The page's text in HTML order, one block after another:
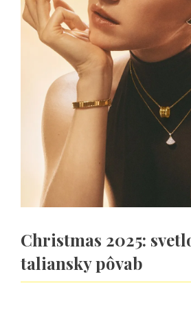
Christmas 2025:
taliansky pôvab